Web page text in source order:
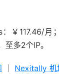
￥117.46/月
多2个IP。
Nexitally 机